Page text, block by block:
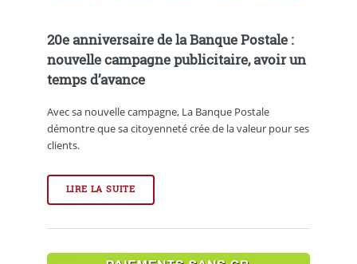
20e anniversaire de la Banque Postale :
nouvelle campagne publicitaire, avoir un
temps d’avance
Avec sa nouvelle campagne, La Banque Postale
démontre que sa citoyenneté crée de la valeur pour ses
clients.
LIRE LA SUITE